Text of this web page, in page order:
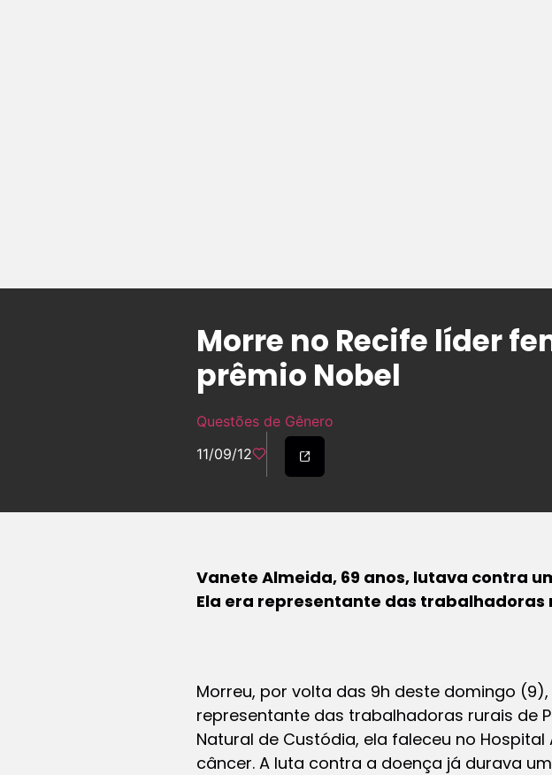
Morre no Recife líder
prêmio Nobel
Questões de Gênero
11/09/12
Vanete Almeida, 69 anos, lutava contra
Ela era representante das trabalhadoras
Morreu, por volta das 9h deste domingo
representante das trabalhadoras rurais de
Natural de Custódia, ela faleceu no
câncer. A luta contra a doença já durava